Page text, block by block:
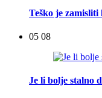
Teško je zamisliti
05 08
Je li bolje stalno